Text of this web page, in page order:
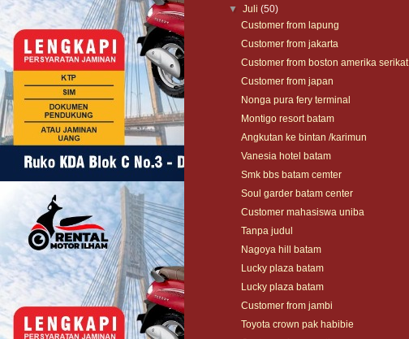
▼Juli(50)
Customer from lapung
Customer from jakarta
Customer from boston amerika serikat
Customer from japan
Nonga pura fery terminal
Montigo resort batam
Angkutan ke bintan /karimun
Vanesia hotel batam
Smk bbs batam cemter
Soul garder batam center
Customer mahasiswa uniba
Tanpa judul
Nagoya hill batam
Lucky plaza batam
Lucky plaza batam
Customer from jambi
Toyota crown pak habibie